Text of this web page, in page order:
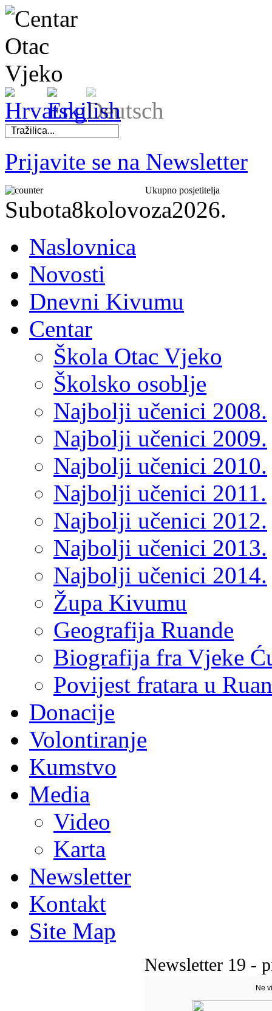
Prijavite se na Newsletter
Ukupno posjetitelja
Subota8kolovoza2026.
Naslovnica
Novosti
Dnevni Kivumu
Centar
Škola Otac Vjeko
Školsko osoblje
Najbolji učenici 2008.
Najbolji učenici 2009.
Najbolji učenici 2010.
Najbolji učenici 2011.
Najbolji učenici 2012.
Najbolji učenici 2013.
Najbolji učenici 2014.
Župa Kivumu
Geografija Ruande
Biografija fra Vjeke
Povijest fratara u
Donacije
Volontiranje
Kumstvo
Media
Video
Karta
Newsletter
Kontakt
Site Map
Newsletter 19 -
Ne